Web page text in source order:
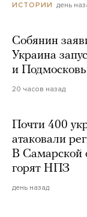
ИСТОРИИ день
Собянин
Украина
и
20 часов назад
Почти 400
атаковали
В Самарской
горят НПЗ
день назад